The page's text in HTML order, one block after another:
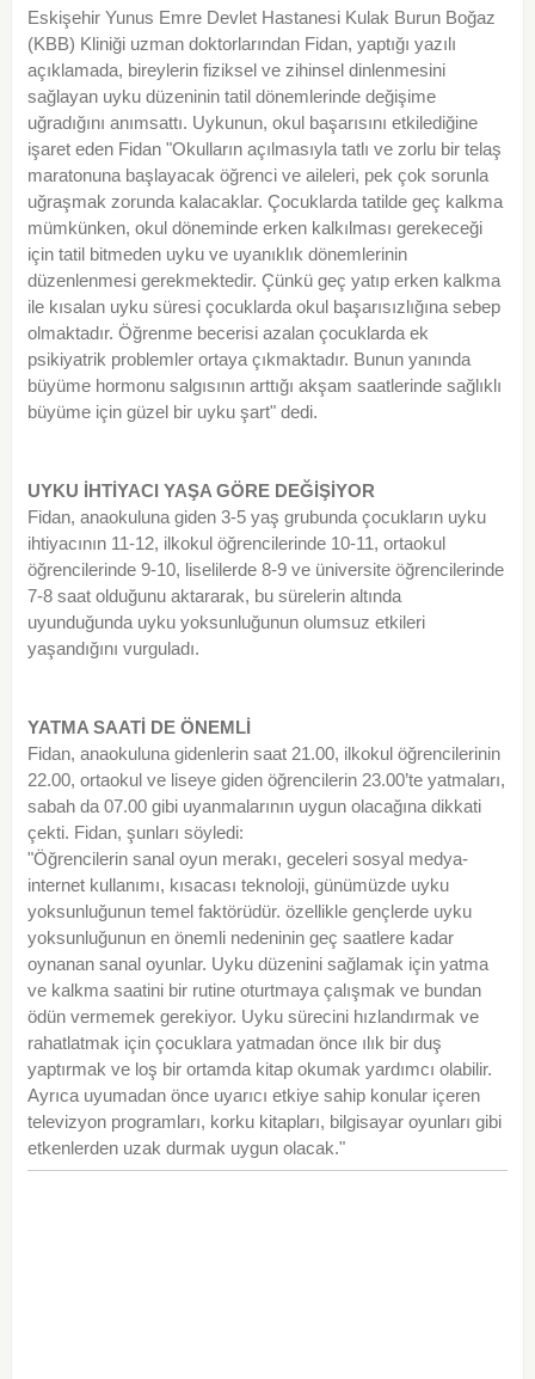
Eskişehir Yunus Emre Devlet Hastanesi Kulak Burun Boğaz
(KBB) Kliniği uzman doktorlarından Fidan, yaptığı yazılı
açıklamada, bireylerin fiziksel ve zihinsel dinlenmesini
sağlayan uyku düzeninin tatil dönemlerinde değişime
uğradığını anımsattı. Uykunun, okul başarısını etkilediğine
işaret eden Fidan "Okulların açılmasıyla tatlı ve zorlu bir telaş
maratonuna başlayacak öğrenci ve aileleri, pek çok sorunla
uğraşmak zorunda kalacaklar. Çocuklarda tatilde geç kalkma
mümkünken, okul döneminde erken kalkılması gerekeceği
için tatil bitmeden uyku ve uyanıklık dönemlerinin
düzenlenmesi gerekmektedir. Çünkü geç yatıp erken kalkma
ile kısalan uyku süresi çocuklarda okul başarısızlığına sebep
olmaktadır. Öğrenme becerisi azalan çocuklarda ek
psikiyatrik problemler ortaya çıkmaktadır. Bunun yanında
büyüme hormonu salgısının arttığı akşam saatlerinde sağlıklı
büyüme için güzel bir uyku şart" dedi.
UYKU İHTİYACI YAŞA GÖRE DEĞİŞİYOR
Fidan, anaokuluna giden 3-5 yaş grubunda çocukların uyku
ihtiyacının 11-12, ilkokul öğrencilerinde 10-11, ortaokul
öğrencilerinde 9-10, liselilerde 8-9 ve üniversite öğrencilerinde
7-8 saat olduğunu aktararak, bu sürelerin altında
uyunduğunda uyku yoksunluğunun olumsuz etkileri
yaşandığını vurguladı.
YATMA SAATİ DE ÖNEMLİ
Fidan, anaokuluna gidenlerin saat 21.00, ilkokul öğrencilerinin
22.00, ortaokul ve liseye giden öğrencilerin 23.00’te yatmaları,
sabah da 07.00 gibi uyanmalarının uygun olacağına dikkati
çekti. Fidan, şunları söyledi:
"Öğrencilerin sanal oyun merakı, geceleri sosyal medya-
internet kullanımı, kısacası teknoloji, günümüzde uyku
yoksunluğunun temel faktörüdür. özellikle gençlerde uyku
yoksunluğunun en önemli nedeninin geç saatlere kadar
oynanan sanal oyunlar. Uyku düzenini sağlamak için yatma
ve kalkma saatini bir rutine oturtmaya çalışmak ve bundan
ödün vermemek gerekiyor. Uyku sürecini hızlandırmak ve
rahatlatmak için çocuklara yatmadan önce ılık bir duş
yaptırmak ve loş bir ortamda kitap okumak yardımcı olabilir.
Ayrıca uyumadan önce uyarıcı etkiye sahip konular içeren
televizyon programları, korku kitapları, bilgisayar oyunları gibi
etkenlerden uzak durmak uygun olacak."